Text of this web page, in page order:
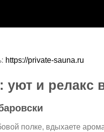
https://private-sauna.ru
и релакс
полке, вдыхаете